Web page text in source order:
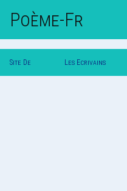
Poème-Fr
Site De Les Ecrivains